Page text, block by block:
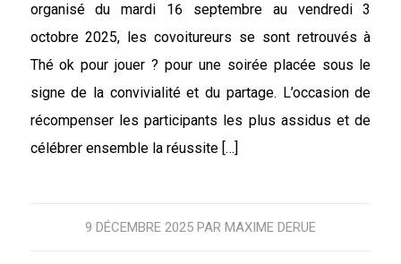
organisé du mardi 16 septembre au vendredi 3
octobre 2025, les covoitureurs se sont retrouvés à
Thé ok pour jouer ? pour une soirée placée sous le
signe de la convivialité et du partage. L’occasion de
récompenser les participants les plus assidus et de
célébrer ensemble la réussite […]
9 DÉCEMBRE 2025 PAR MAXIME DERUE